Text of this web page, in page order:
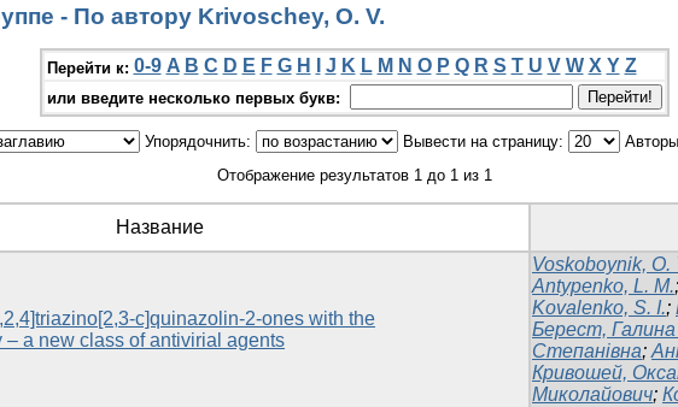
- По автору Krivoschey, O. V.
Перейти к: 0-9 A B C D E F G H J K L M N O P Q R S T U V W X Y Z
или введите несколько первых букв:
Упорядочнить: Вывести на страницу:
Отображение результатов 1 до 1 из 1
Название
c]quinazolin-2-ones with the
a new class of antivirial agents
Voskoboynik, O.
Antypenko, L. M.;
Kovalenko, S. I.;
Берест, Галина
Степанівна;
Кривошей,
Миколайович;